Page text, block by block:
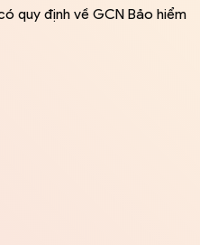
quy định về GCN Bảo hiểm